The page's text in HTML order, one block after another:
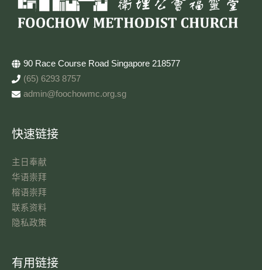
90 Race Course Road Singapore 218577
(65) 6293 8757
admin@foochowmc.org.sg
快速链接
主日奉献​
华语崇拜
榕语崇拜
联系资料​
隐私政策
有用链接